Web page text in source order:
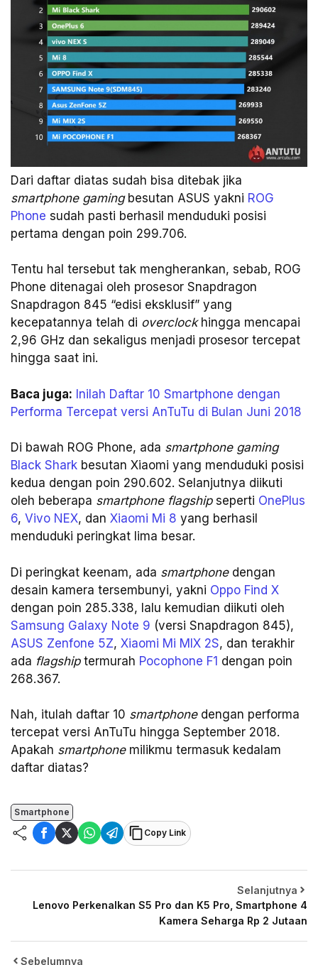
Dari daftar diatas sudah bisa ditebak jika
smartphone gamingbesutan ASUS yakni ROG
Phone sudah pasti berhasil menduduki posisi
pertama dengan poin 299.706.
Tentu hal tersebut tak mengherankan, sebab, ROG
Phone ditenagai oleh prosesor Snapdragon
Snapdragon 845 “edisi eksklusif” yang
kecepatannya telah di overclockhingga mencapai
2,96 GHz dan sekaligus menjadi prosesor tercepat
hingga saat ini.
Baca juga: Inilah Daftar 10 Smartphone dengan
Performa Tercepat versi AnTuTu di Bulan Juni 2018
Di bawah ROG Phone, ada smartphone gaming
Black Shark besutan Xiaomi yang menduduki posisi
kedua dengan poin 290.602. Selanjutnya diikuti
oleh beberapa smartphone flagshipseperti OnePlus
6, Vivo NEX, dan Xiaomi Mi 8 yang berhasil
menduduki peringkat lima besar.
Di peringkat keenam, ada smartphone dengan
desain kamera tersembunyi, yakni Oppo Find X
dengan poin 285.338, lalu kemudian diikuti oleh
Samsung Galaxy Note 9 (versi Snapdragon 845),
ASUS Zenfone 5Z, Xiaomi Mi MIX 2S, dan terakhir
ada flagshiptermurah Pocophone F1 dengan poin
268.367.
Nah, itulah daftar 10 smartphonedengan performa
tercepat versi AnTuTu hingga September 2018.
Apakah smartphonemilikmu termasuk kedalam
daftar diatas?
Smartphone
Copy Link
Sebelumnya
Selanjutnya
Lenovo Perkenalkan S5 Pro dan K5 Pro, Smartphone 4
Kamera Seharga Rp 2 Jutaan